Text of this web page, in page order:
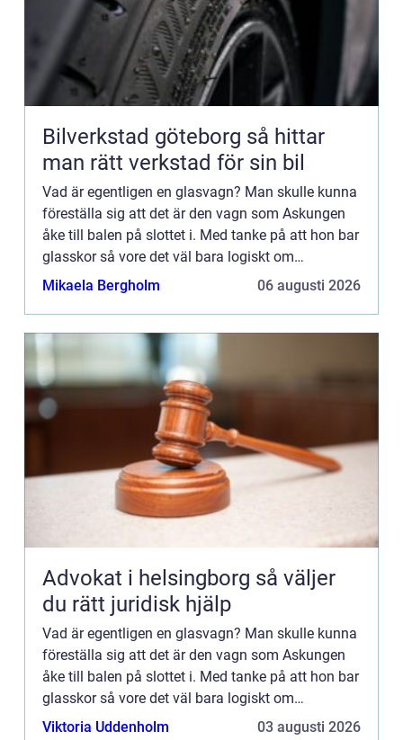
Bilverkstad göteborg så hittar
man rätt verkstad för sin bil
Vad är egentligen en glasvagn? Man skulle kunna
föreställa sig att det är den vagn som Askungen
åke till balen på slottet i. Med tanke på att hon bar
glasskor så vore det väl bara logiskt om
transporten också bestod av glas. Hon åkte ju
Mikaela Bergholm 06 augusti 2026
Advokat i helsingborg så väljer
du rätt juridisk hjälp
Vad är egentligen en glasvagn? Man skulle kunna
föreställa sig att det är den vagn som Askungen
åke till balen på slottet i. Med tanke på att hon bar
glasskor så vore det väl bara logiskt om
transporten också bestod av glas. Hon åkte ju
Viktoria Uddenholm 03 augusti 2026